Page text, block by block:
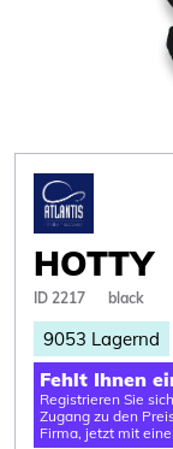
HOTTY
ID 2217 black
9053 Lagernd
Fehlt Ihnen
Registrieren Sie
Zugang zu den
Firma, jetzt mit